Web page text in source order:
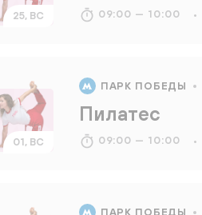
25, ВС 09:00 — 10:00 •
01, ВС
ПАРК ПОБЕДЫ
Пилатес
09:00 — 10:00 •
ПАРК ПОБЕДЫ